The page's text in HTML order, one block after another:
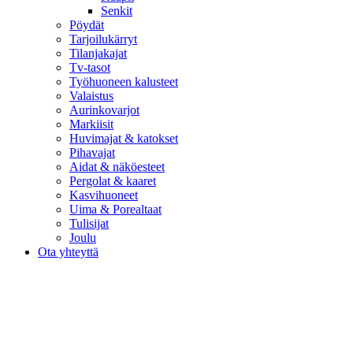
Senkit
Pöydät
Tarjoilukärryt
Tilanjakajat
Tv-tasot
Työhuoneen kalusteet
Valaistus
Aurinkovarjot
Markiisit
Huvimajat & katokset
Pihavajat
Aidat & näköesteet
Pergolat & kaaret
Kasvihuoneet
Uima & Porealtaat
Tulisijat
Joulu
Ota yhteyttä